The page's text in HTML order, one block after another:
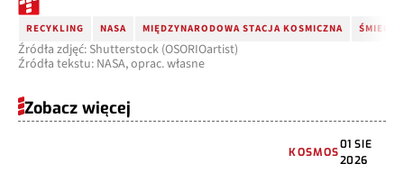
RECYKLING NASA MIĘDZYNARODOWA STACJA KOSMICZNA ŚMIECI
Źródła zdjęć: Shutterstock (OSORIOartist)
Źródła tekstu: NASA, oprac. własne
Zobacz więcej
KOSMOS
01 SIE
2026